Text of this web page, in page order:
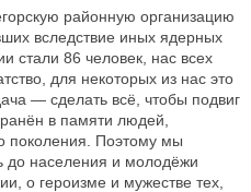
районную организацию
вследствие иных ядерных
стали 86 человек, нас всех
для некоторых из нас это
— сделать всё, чтобы подвиг
в памяти людей,
поколения. Поэтому мы
до населения и молодёжи
о героизме и мужестве тех,